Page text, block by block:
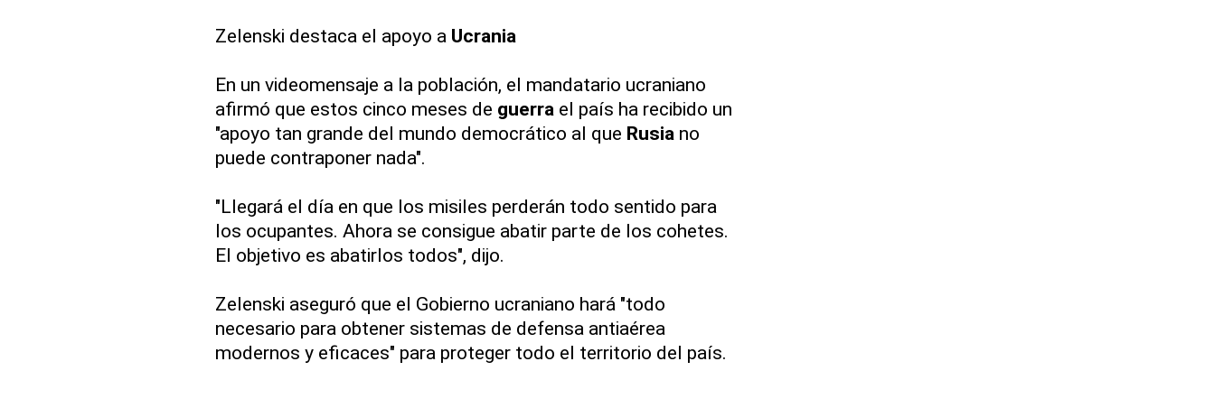
Zelenski destaca el apoyo a Ucrania
En un videomensaje a la población, el mandatario ucraniano
afirmó que estos cinco meses de guerrael país ha recibido un
"apoyo tan grande del mundo democrático al que Rusiano
puede contraponer nada".
"Llegará el día en que los misiles perderán todo sentido para
los ocupantes. Ahora se consigue abatir parte de los cohetes.
El objetivo es abatirlos todos", dijo.
Zelenski aseguró que el Gobierno ucraniano hará "todo
necesario para obtener sistemas de defensa antiaérea
modernos y eficaces" para proteger todo el territorio del país.